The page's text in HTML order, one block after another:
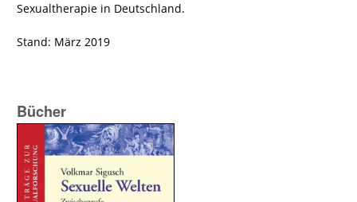
Sexualtherapie in Deutschland.
Stand: März 2019
Bücher